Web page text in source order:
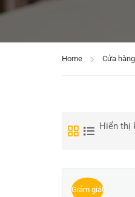
Home Cửa hàng
Hiển thị
Giảm giá!